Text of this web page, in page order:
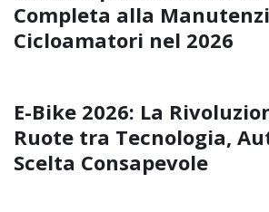
Completa alla
Cicloamatori nel 2026
E-Bike 2026: La
Ruote tra Tecnologia,
Scelta Consapevole